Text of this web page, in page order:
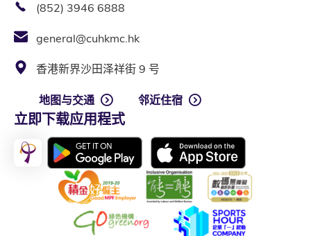
(852) 3946 6888
general@cuhkmc.hk
香港新界沙田泽祥街 9 号
地图与交通 邻近住宿
立即下载应用程式